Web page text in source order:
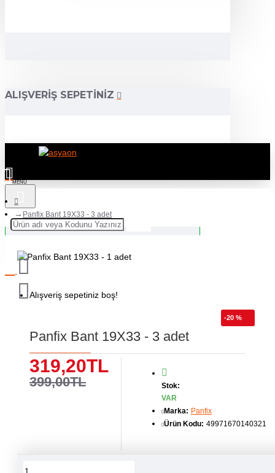
ALIŞVERIŞ SEPETINIZ
Alışveriş sepetiniz boş!
Panfix Bant 19X33 - 3 adet
-20 %
Panfix Bant 19X33 - 3 adet
319,20TL
399,00TL
Stok:
VAR
Marka: Panfix
Ürün Kodu: 49971670140321